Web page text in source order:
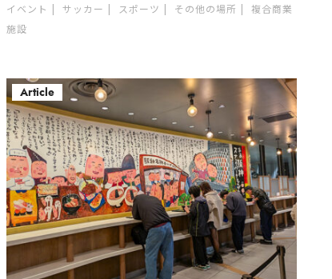
イベント サッカー スポーツ その他の場所
複合商業
施設
Article